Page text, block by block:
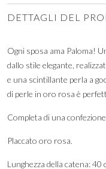
DETTAGLI DEL
Ogni sposa ama Paloma!
dallo stile elegante,
e una scintillante perla a
di perle in oro rosa è
Completa di una
Placcato oro rosa.
Lunghezza della catena: